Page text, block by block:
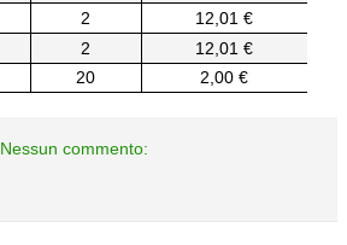
2
12,01 €
2
12,01 €
20 2,00 €
Nessun commento: